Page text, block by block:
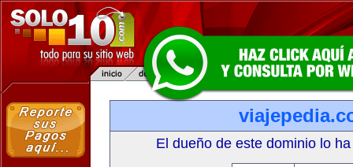
El dueño de este dominio lo